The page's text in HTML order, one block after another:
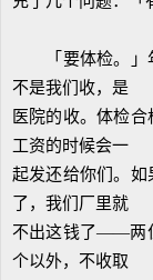
「要体检。」
不是我们收，是
医院的收。体检
工资的时候会一
起发还给你们。如
了，我们厂里就
不出这钱了——两
个以外，不收取